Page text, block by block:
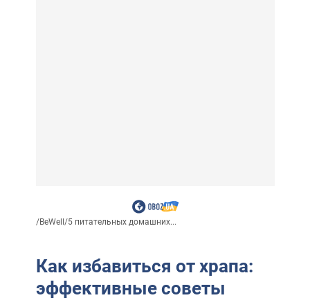
/BeWell /5 питательных домашних...
Как избавиться от храпа:
эффективные советы